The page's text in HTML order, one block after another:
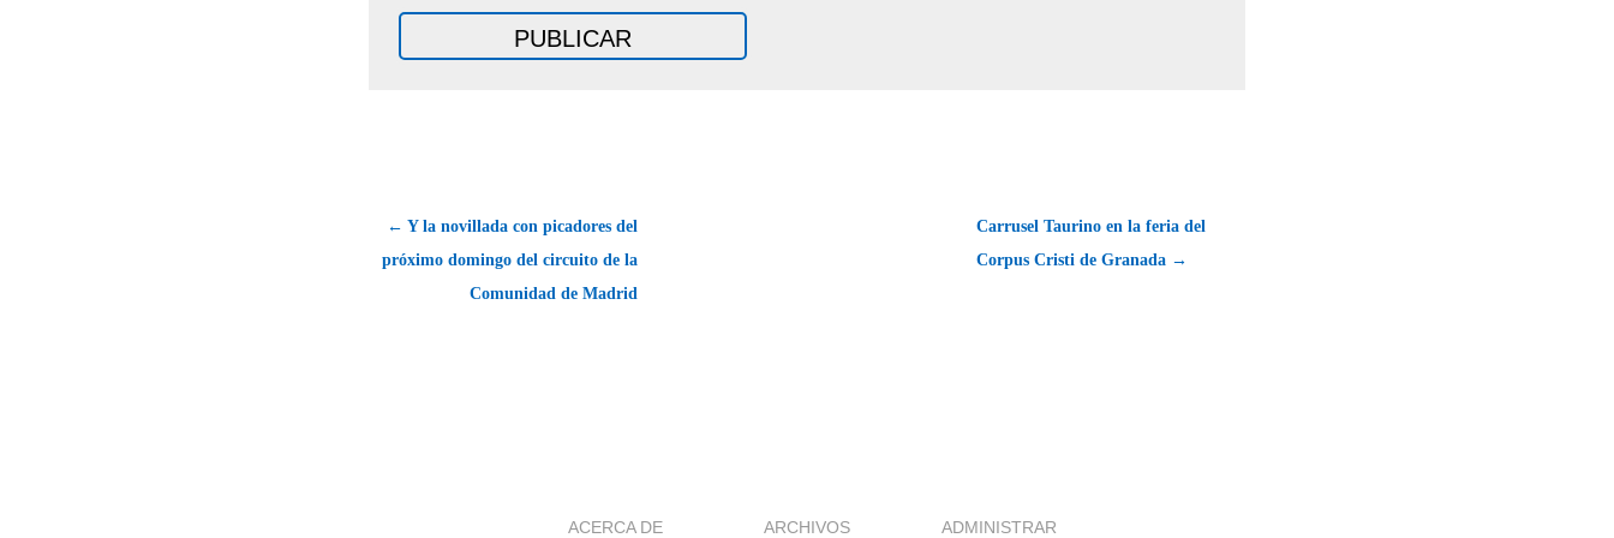
← Y la novillada con picadores del
próximo domingo del circuito de la
Comunidad de Madrid
Carrusel Taurino en la feria del
Corpus Cristi de Granada →
ACERCA DE ARCHIVOS ADMINISTRAR